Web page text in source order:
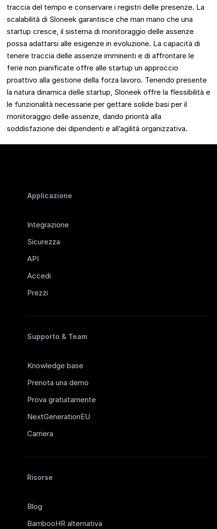
traccia del tempo e conservare i registri delle presenze. La
scalabilità di Sloneek garantisce che man mano che una
startup cresce, il sistema di monitoraggio delle assenze
possa adattarsi alle esigenze in evoluzione. La capacità di
tenere traccia delle assenze imminenti e di affrontare le
ferie non pianificate offre alle startup un approccio
proattivo alla gestione della forza lavoro. Tenendo presente
la natura dinamica delle startup, Sloneek offre la flessibilità e
le funzionalità necessarie per gettare solide basi per il
monitoraggio delle assenze, dando priorità alla
soddisfazione dei dipendenti e all’agilità organizzativa.
Applicazione
Integrazione
Sicurezza
API
Accedi
Prezzi
Supporto & Team
Knowledge base
Prenota una demo
Prova gratuitamente
NextGenerationEU
Carriera
Risorse
Blog
BambooHR alternativa